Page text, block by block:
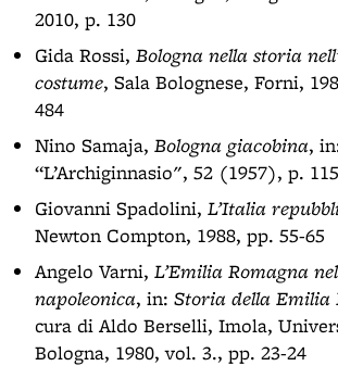
2010, p. 130
Gida Rossi, Bologna nella storia
costume, Sala Bolognese, Forni,
484
Nino Samaja, Bologna giacobina,
“L’Archiginnasio", 52 (1957), p. 115
Giovanni Spadolini, L’Italia
Newton Compton, 1988, pp. 55-65
Angelo Varni, L’Emilia Romagna
napoleonica, in: Storia della Emilia
cura di Aldo Berselli, Imola,
Bologna, 1980, vol. 3., pp. 23-24